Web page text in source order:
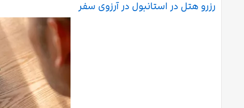
رزرو هتل در استانبول در آرزوی سفر